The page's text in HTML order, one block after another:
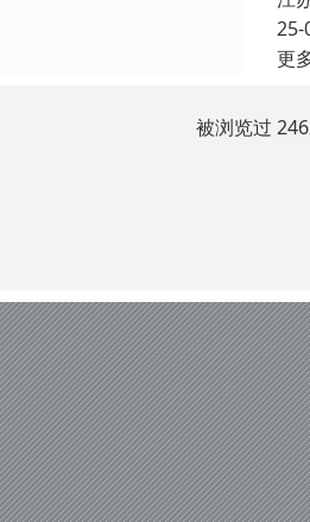
25-
更
被浏览过